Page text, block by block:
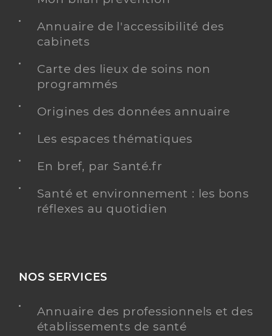
Annuaire de l'accessibilité des
cabinets
Carte des lieux de soins non
programmés
Origines des données annuaire
Les espaces thématiques
En bref, par Santé.fr
Santé et environnement : les bons
réflexes au quotidien
NOS SERVICES
Annuaire des professionnels et des
établissements de santé